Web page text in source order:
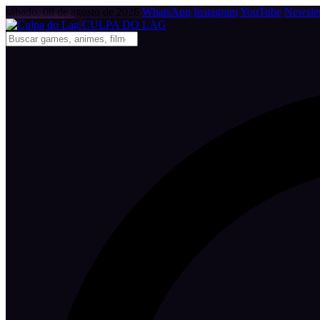
sábado, 08 de agosto de 2026 WhatsApp InstagramYouTube
CULPA DO LAG